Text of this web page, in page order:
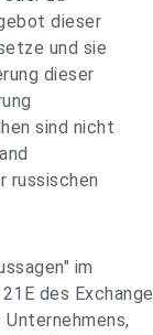
dieser
und sie
dieser
sind nicht
russischen
im
des Exchange